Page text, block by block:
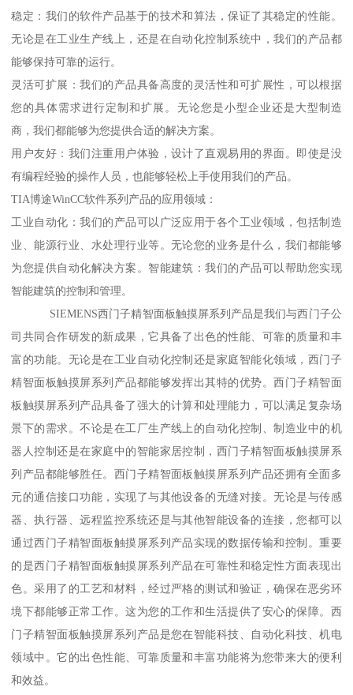
稳定：我们的软件产品基于的技术和算法，保证了其稳定的性能。
无论是在工业生产线上，还是在自动化控制系统中，我们的产品都
能够保持可靠的运行。
灵活可扩展：我们的产品具备高度的灵活性和可扩展性，可以根据
您的具体需求进行定制和扩展。无论您是小型企业还是大型制造
商，我们都能够为您提供合适的解决方案。
用户友好：我们注重用户体验，设计了直观易用的界面。即使是没
有编程经验的操作人员，也能够轻松上手使用我们的产品。
TIA博途WinCC软件系列产品的应用领域：
工业自动化：我们的产品可以广泛应用于各个工业领域，包括制造
业、能源行业、水处理行业等。无论您的业务是什么，我们都能够
为您提供自动化解决方案。智能建筑：我们的产品可以帮助您实现
智能建筑的控制和管理。
SIEMENS西门子精智面板触摸屏系列产品是我们与西门子公
司共同合作研发的新成果，它具备了出色的性能、可靠的质量和丰
富的功能。无论是在工业自动化控制还是家庭智能化领域，西门子
精智面板触摸屏系列产品都能够发挥出其特的优势。西门子精智面
板触摸屏系列产品具备了强大的计算和处理能力，可以满足复杂场
景下的需求。不论是在工厂生产线上的自动化控制、制造业中的机
器人控制还是在家庭中的智能家居控制，西门子精智面板触摸屏系
列产品都能够胜任。西门子精智面板触摸屏系列产品还拥有全面多
元的通信接口功能，实现了与其他设备的无缝对接。无论是与传感
器、执行器、远程监控系统还是与其他智能设备的连接，您都可以
通过西门子精智面板触摸屏系列产品实现的数据传输和控制。重要
的是西门子精智面板触摸屏系列产品在可靠性和稳定性方面表现出
色。采用了的工艺和材料，经过严格的测试和验证，确保在恶劣环
境下都能够正常工作。这为您的工作和生活提供了安心的保障。西
门子精智面板触摸屏系列产品是您在智能科技、自动化科技、机电
领域中。它的出色性能、可靠质量和丰富功能将为您带来大的便利
和效益。